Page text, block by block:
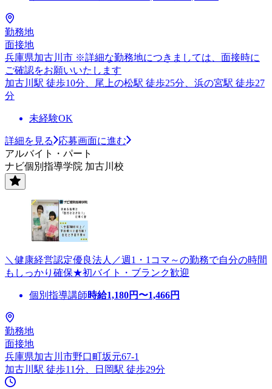
勤務地
面接地
兵庫県加古川市 ※詳細な勤務地につきましては、面接時に
ご確認をお願いいたします
加古川駅 徒歩10分、尾上の松駅 徒歩25分、浜の宮駅 徒歩27
分
未経験OK
詳細を見る
応募画面に進む
アルバイト・パート
ナビ個別指導学院 加古川校
＼健康経営認定優良法人／週1・1コマ～の勤務で自分の時間
もしっかり確保★初バイト・ブランク歓迎
個別指導講師時給1,180円〜1,466円
勤務地
面接地
兵庫県加古川市野口町坂元67-1
加古川駅 徒歩11分、日岡駅 徒歩29分